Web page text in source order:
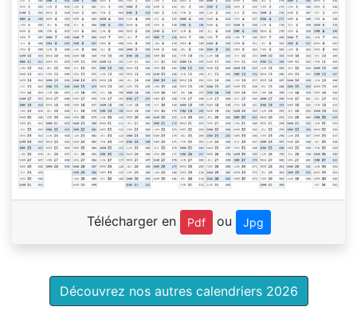
Télécharger en Pdf ou Jpg
Découvrez nos autres calendriers 2026